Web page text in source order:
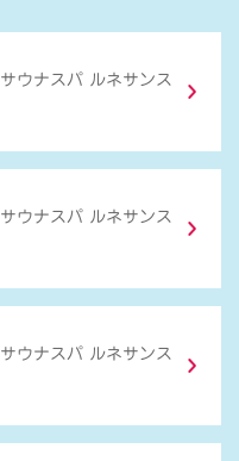
サウナスパ ルネサンス
サウナスパ ルネサンス
サウナスパ ルネサンス